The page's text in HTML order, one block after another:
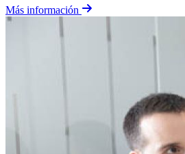
Más información